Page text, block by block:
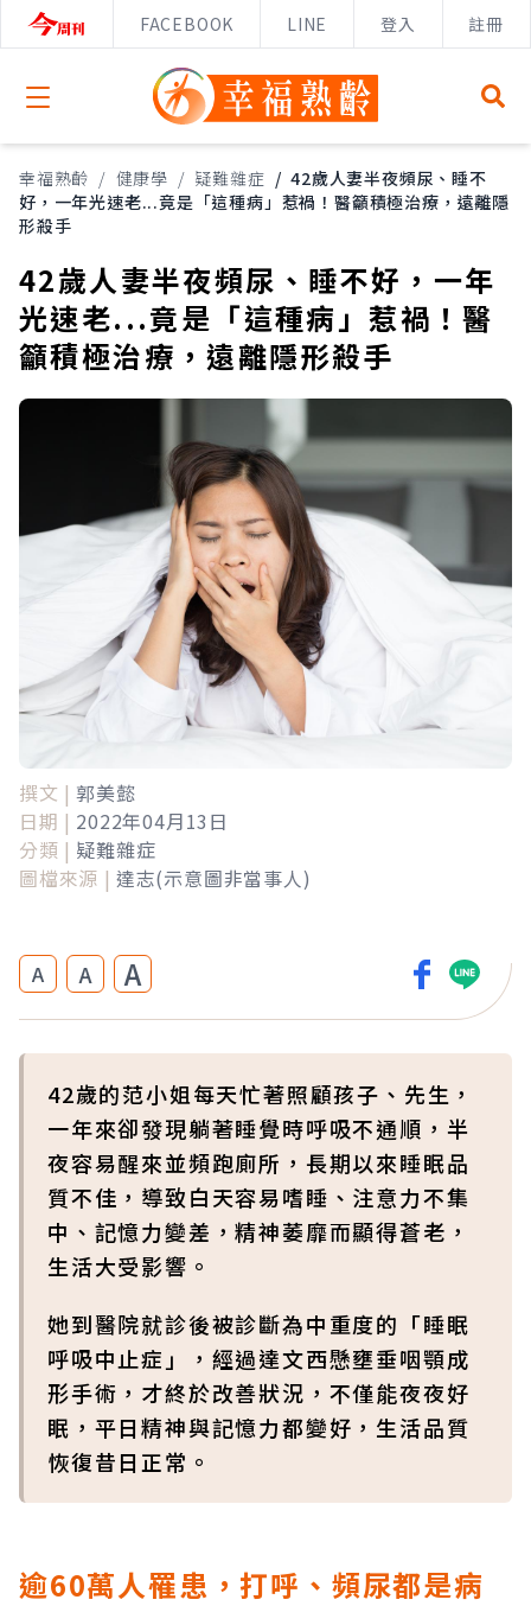
FACEBOOK LINE 登入 註冊
Open menu
幸福熟齡 / 健康學 / 疑難雜症 / 42歲人妻半夜頻尿、睡不
好，一年光速老...竟是「這種病」惹禍！醫籲積極治療，遠離隱
形殺手
42歲人妻半夜頻尿、睡不好，一年
光速老...竟是「這種病」惹禍！醫
籲積極治療，遠離隱形殺手
撰文 | 郭美懿
日期 | 2022年04月13日
分類 | 疑難雜症
圖檔來源 | 達志(示意圖非當事人)
A A A
42歲的范小姐每天忙著照顧孩子、先生，
一年來卻發現躺著睡覺時呼吸不通順，半
夜容易醒來並頻跑廁所，長期以來睡眠品
質不佳，導致白天容易嗜睡、注意力不集
中、記憶力變差，精神萎靡而顯得蒼老，
生活大受影響。
她到醫院就診後被診斷為中重度的「睡眠
呼吸中止症」，經過達文西懸壅垂咽顎成
形手術，才終於改善狀況，不僅能夜夜好
眠，平日精神與記憶力都變好，生活品質
恢復昔日正常。
逾60萬人罹患，打呼、頻尿都是病